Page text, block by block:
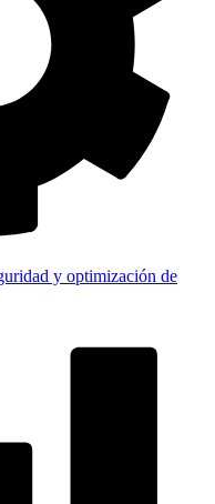
y optimización de